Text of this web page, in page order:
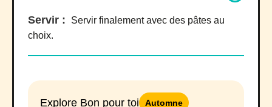
Servir :
Servir finalement avec des pâtes au
choix.
Explore Bon pour toi Automne